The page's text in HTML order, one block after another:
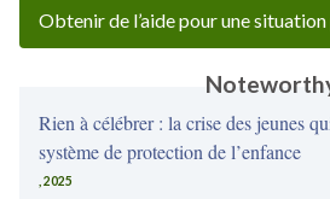
Obtenir de l’aide pour une
Rien à célébrer : la crise des jeunes
système de protection de l’enfance
, 2025